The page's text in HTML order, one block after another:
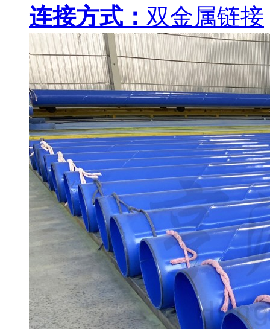
连接方式： 双金属链接